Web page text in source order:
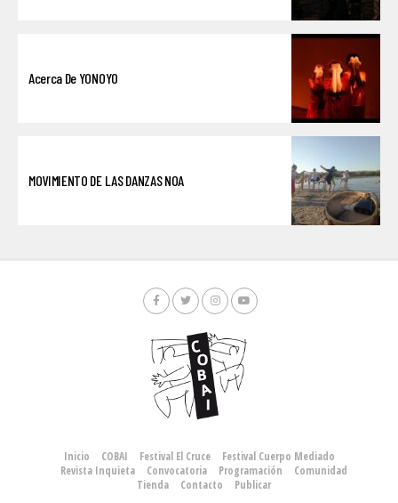
Acerca De YONOYO
MOVIMIENTO DE LAS DANZAS NOA
Inicio COBAI Festival El Cruce
Festival Cuerpo Mediado
Revista Inquieta
Convocatoria Programación
Comunidad
Tienda
Contacto Publicar